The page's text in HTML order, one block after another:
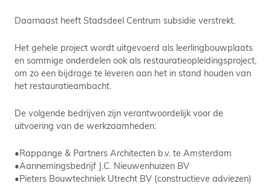
Daarnaast heeft Stadsdeel Centrum subsidie verstrekt.
Het gehele project wordt uitgevoerd als leerlingbouwplaats
en sommige onderdelen ook als restauratieopleidingsproject,
om zo een bijdrage te leveren aan het in stand houden van
het restauratieambacht.
De volgende bedrijven zijn verantwoordelijk voor de
uitvoering van de werkzaamheden:
•Rappange & Partners Architecten b.v. te Amsterdam
•Aannemingsbedrijf J.C. Nieuwenhuizen BV
•Pieters Bouwtechniek Utrecht BV (constructieve adviezen)